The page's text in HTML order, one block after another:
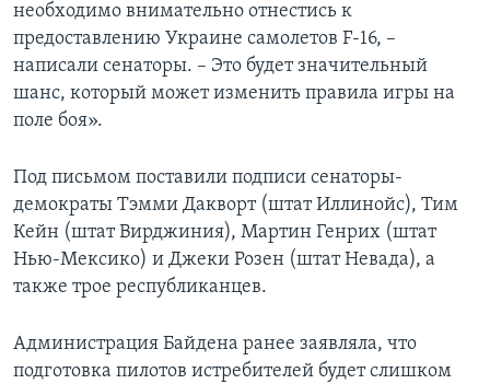
необходимо внимательно отнестись к
предоставлению Украине самолетов F-16, –
написали сенаторы. – Это будет значительный
шанс, который может изменить правила игры на
поле боя».
Под письмом поставили подписи сенаторы-
демократы Тэмми Дакворт (штат Иллинойс), Тим
Кейн (штат Вирджиния), Мартин Генрих (штат
Нью-Мексико) и Джеки Розен (штат Невада), а
также трое республиканцев.
Администрация Байдена ранее заявляла, что
подготовка пилотов истребителей будет слишком